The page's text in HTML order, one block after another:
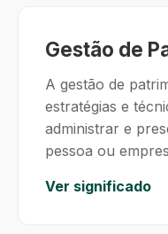
Gestão de
A gestão de
estratégias e
administrar e
pessoa ou
Ver significado